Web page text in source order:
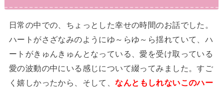
日常の中での、ちょっとした幸せの時間のお話でした。
ハートがさざなみのようにゆ～らゆ～ら揺れていて、ハ
ートがきゅんきゅんとなっている、愛を受け取っている
愛の波動の中にいる感じについて綴ってみました。すご
く嬉しかったから、そして、なんともしれないこのハー